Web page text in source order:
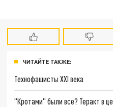
ЧИТАЙТЕ ТАКЖЕ:
Технофашисты XXI века
"Кротами" были все? Теракт в